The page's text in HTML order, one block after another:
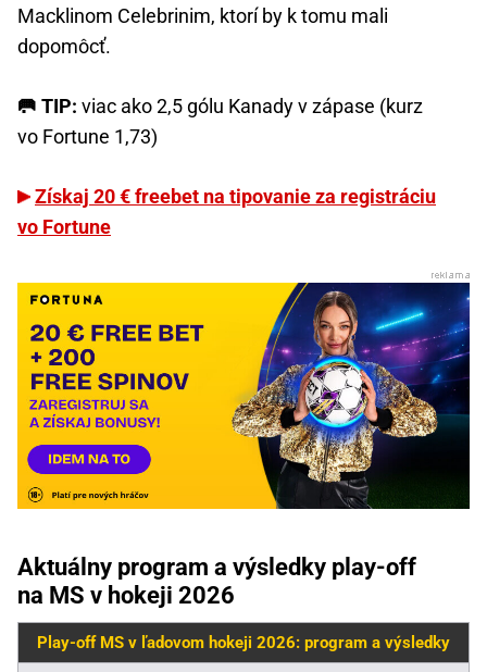
Macklinom Celebrinim, ktorí by k tomu mali
dopomôcť.
🥅 TIP: viac ako 2,5 gólu Kanady v zápase (kurz
vo Fortune 1,73)
Získaj 20 € freebet na tipovanie za registráciu
vo Fortune
Aktuálny program a výsledky play-off
na MS v hokeji 2026
Play-off MS v ľadovom hokeji 2026: program a výsledky